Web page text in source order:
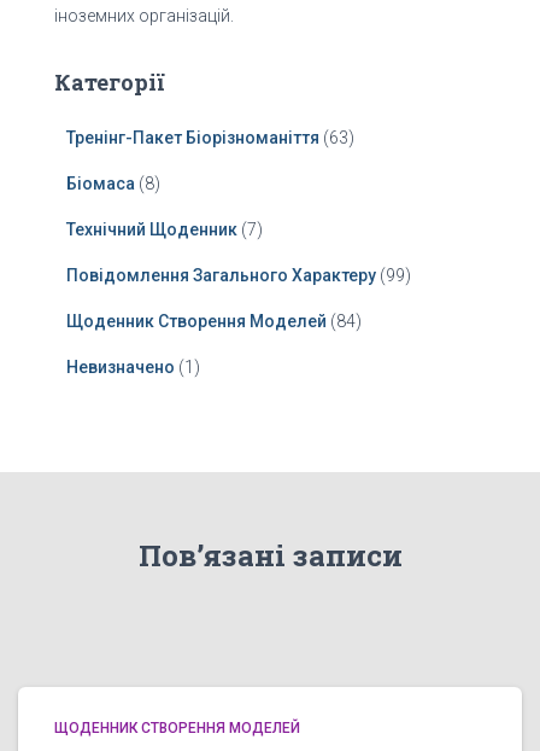
іноземних організацій.
Категорії
Тренінг-Пакет Біорізноманіття (63)
Біомаса (8)
Технічний Щоденник (7)
Повідомлення Загального Характеру (99)
Щоденник Створення Моделей (84)
Невизначено (1)
Пов’язані записи
ЩОДЕННИК СТВОРЕННЯ МОДЕЛЕЙ